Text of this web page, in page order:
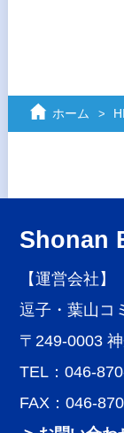
ホーム
Shonan
【運営会社】
逗子・葉山コ
〒249-0003
TEL：046-
FAX：046-